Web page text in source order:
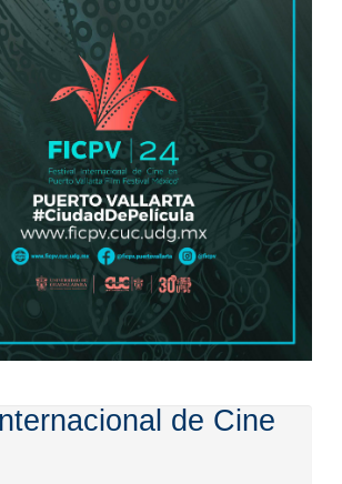
de Cine